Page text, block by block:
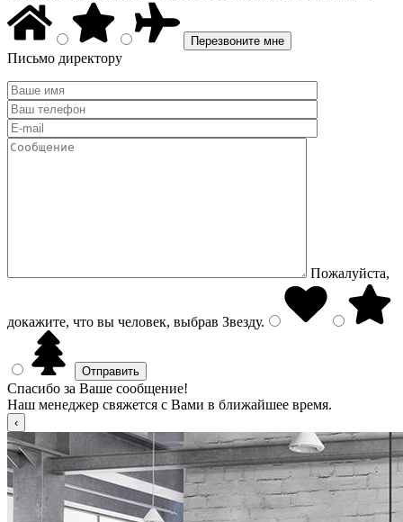
Письмо директору
Пожалуйста,
докажите, что вы человек, выбрав Звезду.
Спасибо за Ваше сообщение!
Наш менеджер свяжется с Вами в ближайшее время.